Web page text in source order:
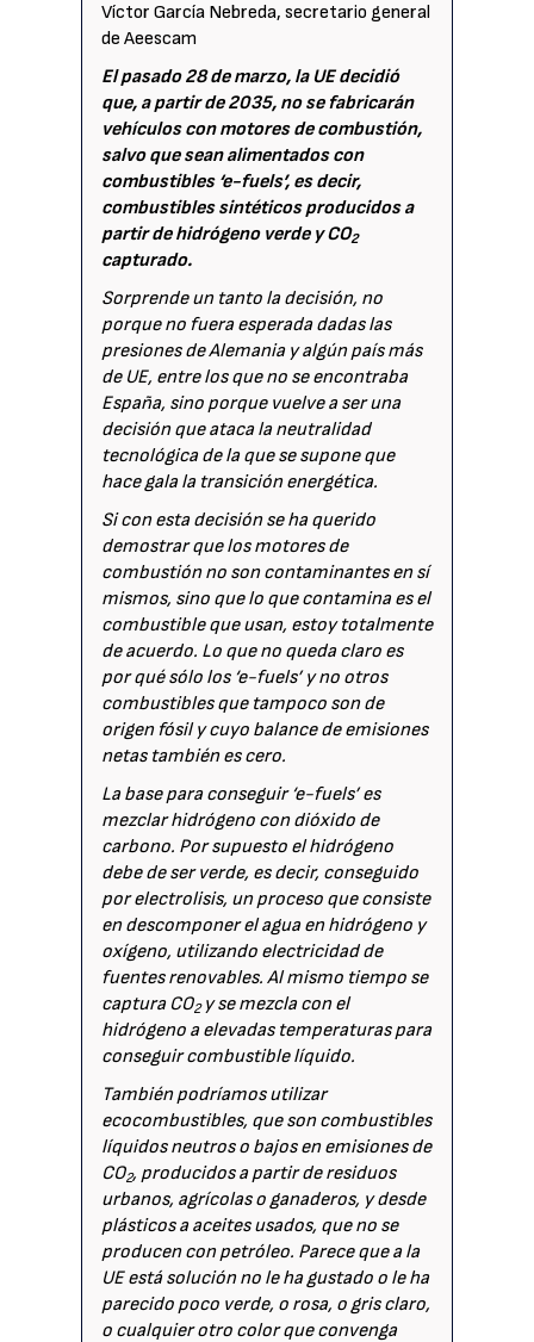
Víctor García Nebreda, secretario general
de Aeescam
El pasado 28 de marzo, la UE decidió
que, a partir de 2035, no se fabricarán
vehículos con motores de combustión,
salvo que sean alimentados con
combustibles ‘e-fuels’, es decir,
combustibles sintéticos producidos a
partir de hidrógeno verde y CO2
capturado.
Sorprende un tanto la decisión, no
porque no fuera esperada dadas las
presiones de Alemania y algún país más
de UE, entre los que no se encontraba
España, sino porque vuelve a ser una
decisión que ataca la neutralidad
tecnológica de la que se supone que
hace gala la transición energética.
Si con esta decisión se ha querido
demostrar que los motores de
combustión no son contaminantes en sí
mismos, sino que lo que contamina es el
combustible que usan, estoy totalmente
de acuerdo. Lo que no queda claro es
por qué sólo los ‘e-fuels’ y no otros
combustibles que tampoco son de
origen fósil y cuyo balance de emisiones
netas también es cero.
La base para conseguir ‘e-fuels’ es
mezclar hidrógeno con dióxido de
carbono. Por supuesto el hidrógeno
debe de ser verde, es decir, conseguido
por electrolisis, un proceso que consiste
en descomponer el agua en hidrógeno y
oxígeno, utilizando electricidad de
fuentes renovables. Al mismo tiempo se
captura CO2y se mezcla con el
hidrógeno a elevadas temperaturas para
conseguir combustible líquido.
También podríamos utilizar
ecocombustibles, que son combustibles
líquidos neutros o bajos en emisiones de
CO2, producidos a partir de residuos
urbanos, agrícolas o ganaderos, y desde
plásticos a aceites usados, que no se
producen con petróleo. Parece que a la
UE está solución no le ha gustado o le ha
parecido poco verde, o rosa, o gris claro,
o cualquier otro color que convenga